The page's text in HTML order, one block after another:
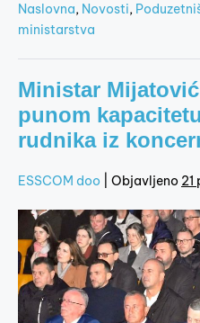
Naslovna, Novosti,
ministarstva
Ministar
punom
rudnika iz
ESSCOM doo Objavljeno 21